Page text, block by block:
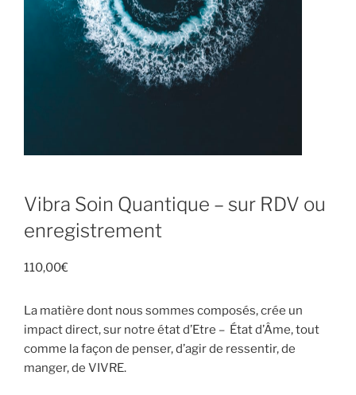
Vibra Soin Quantique – sur RDV ou
enregistrement
110,00€
La matière dont nous sommes composés, crée un
impact direct, sur notre état d’Etre – État d’Âme, tout
comme la façon de penser, d’agir de ressentir, de
manger, de VIVRE.